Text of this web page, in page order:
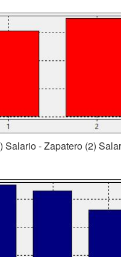
Salario - Zapatero (2)